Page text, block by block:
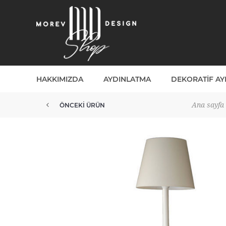
HAKKIMIZDA AYDINLATMA DEKORATIF
Ana sayfa
ÖNCEKI ÜRÜN